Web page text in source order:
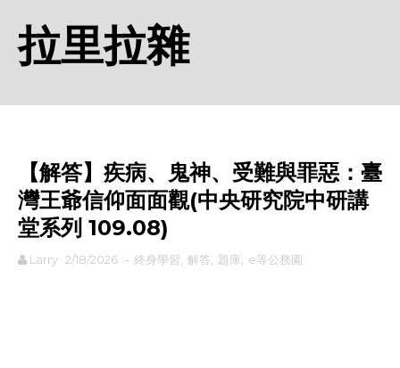
拉里拉雜
【解答】疾病、鬼神、受難與罪惡：臺
灣王爺信仰面面觀(中央研究院中研講
堂系列 109.08)
Larry 2/18/2026 - 終身學習 解答 題庫 e等公務園